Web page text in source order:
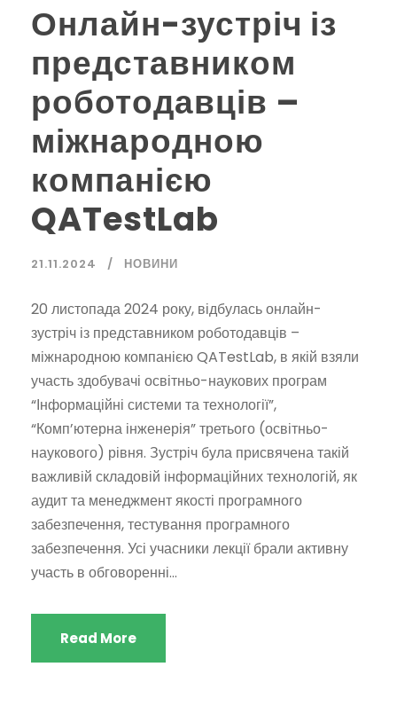
Онлайн-зустріч із
представником
роботодавців –
міжнародною
компанією
QATestLab
21.11.2024 НОВИНИ
20 листопада 2024 року, відбулась онлайн-
зустріч із представником роботодавців –
міжнародною компанією QATestLab, в якій взяли
участь здобувачі освітньо-наукових програм
“Інформаційні системи та технології”,
“Комп’ютерна інженерія” третього (освітньо-
наукового) рівня. Зустріч була присвячена такій
важливій складовій інформаційних технологій, як
аудит та менеджмент якості програмного
забезпечення, тестування програмного
забезпечення. Усі учасники лекції брали активну
участь в обговоренні...
Read More